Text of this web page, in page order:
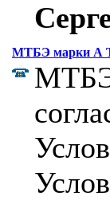
МТБЭ марки А
МТБЭ